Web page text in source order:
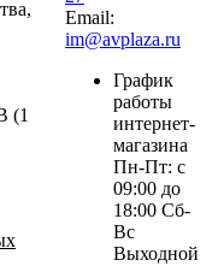
(1
Email:
im@avplaza.ru
График
работы
интернет-
магазина
Пн-Пт: с
09:00 до
18:00 Сб-
Вс
Выходной